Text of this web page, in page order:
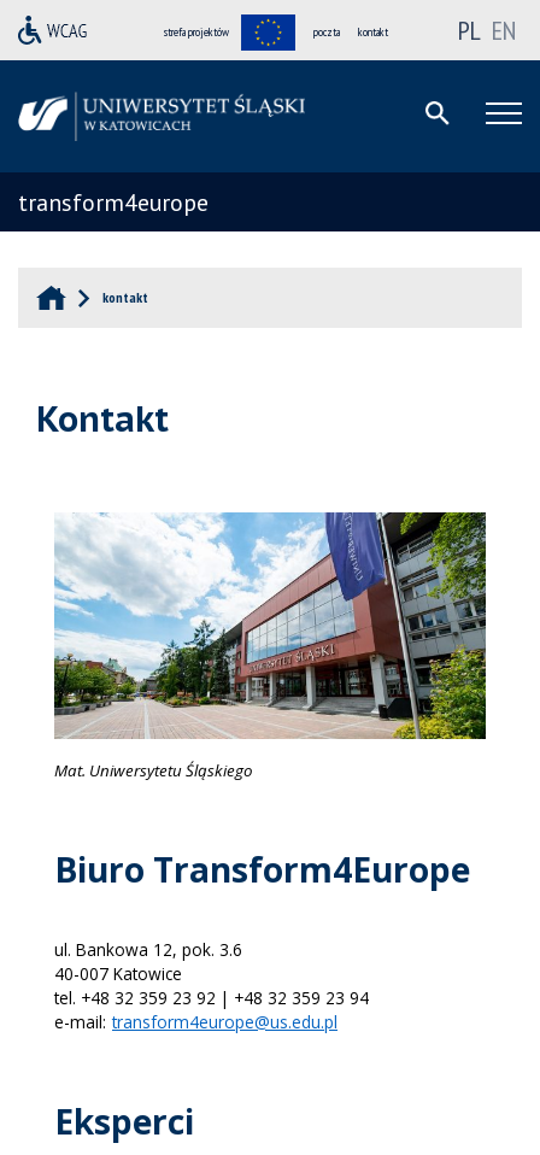
strefa projektów poczta kontakt PL EN
transform4europe
kontakt
Kontakt
Mat. Uniwersytetu Śląskiego
Biuro Transform4Europe
ul. Bankowa 12, pok. 3.6
40-007 Katowice
tel. +48 32 359 23 92 | +48 32 359 23 94
e-mail: transform4europe@us.edu.pl
Eksperci